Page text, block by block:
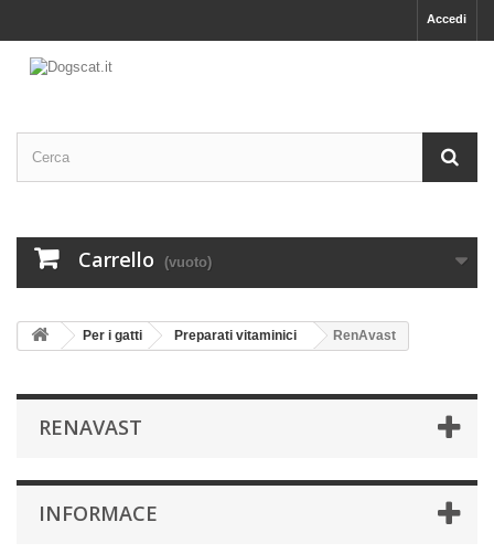
Accedi
Carrello (vuoto)
Per i gatti Preparati vitaminici RenAvast
RENAVAST
INFORMACE